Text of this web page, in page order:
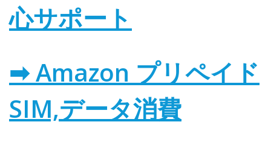
心サポート
➡ Amazon プリペイド
SIM,データ消費